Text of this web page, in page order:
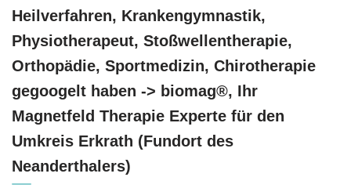
Heilverfahren, Krankengymnastik,
Physiotherapeut, Stoßwellentherapie,
Orthopädie, Sportmedizin, Chirotherapie
gegoogelt haben -> biomag®, Ihr
Magnetfeld Therapie Experte für den
Umkreis Erkrath (Fundort des
Neanderthalers)